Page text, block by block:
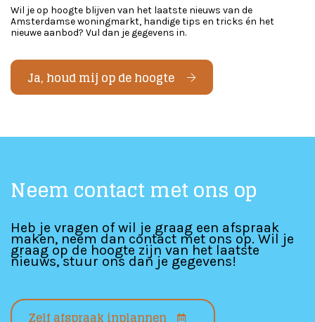
Wil je op hoogte blijven van het laatste nieuws van de
Amsterdamse woningmarkt, handige tips en tricks én het
nieuwe aanbod? Vul dan je gegevens in.
Ja, houd mij op de hoogte
Neem contact met ons op
Heb je vragen of wil je graag een afspraak
maken, neem dan contact met ons op. Wil je
graag op de hoogte zijn van het laatste
nieuws, stuur ons dan je gegevens!
Zelf afspraak inplannen